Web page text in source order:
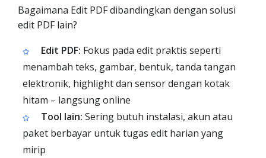
Bagaimana Edit PDF dibandingkan dengan solusi
edit PDF lain?
Edit PDF: Fokus pada edit praktis seperti
menambah teks, gambar, bentuk, tanda tangan
elektronik, highlight dan sensor dengan kotak
hitam – langsung online
Tool lain: Sering butuh instalasi, akun atau
paket berbayar untuk tugas edit harian yang
mirip